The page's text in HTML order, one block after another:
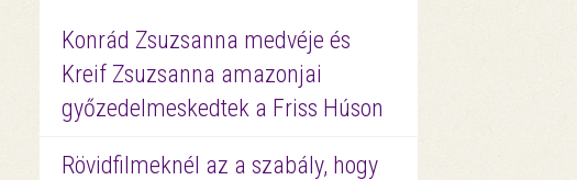
Konrád Zsuzsanna medvéje és
Kreif Zsuzsanna amazonjai
győzedelmeskedtek a Friss Húson
Rövidfilmeknél az a szabály, hogy